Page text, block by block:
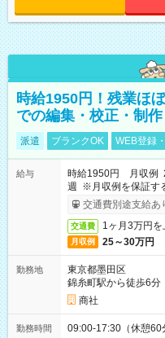
時給1950円！残業ほ
での編集・校正・制作
派遣 ブランクOK WEB登録
給与
時給1950円 月収例
週 ※月収例を保証す
ービス利用可（利用条
交通費別途支給あ
交通費 1ヶ月3万円
月収例 25～30万円
勤務地
東京都墨田区
錦糸町駅から徒歩6分
商社
勤務時間 09:00-17:30（休憩60